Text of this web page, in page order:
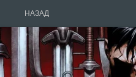
НАЗАД